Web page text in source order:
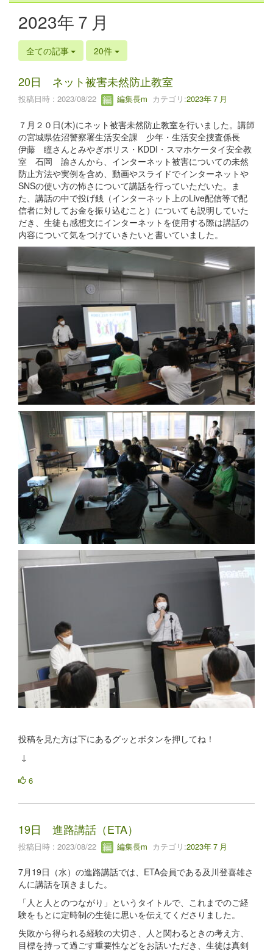
2023年７月
全ての記事 20件
20日 ネット被害未然防止教室
投稿日時 : 2023/08/22 編集長m カテゴリ:2023年７月
７月２０日(木)にネット被害未然防止教室を行いました。講師
の宮城県佐沼警察署生活安全課 少年・生活安全捜査係長
伊藤 瞳さんとみやぎポリス・KDDI・スマホケータイ安全教
室 石岡 諭さんから、インターネット被害についての未然
防止方法や実例を含め、動画やスライドでインターネットや
SNSの使い方の怖さについて講話を行っていただいた。ま
た、講話の中で投げ銭（インターネット上のLive配信等で配
信者に対してお金を振り込むこと）についても説明していた
だき、生徒も感想文にインターネットを使用する際は講話の
内容について気をつけていきたいと書いていました。
投稿を見た方は下にあるグッとボタンを押してね！
↓
6
19日 進路講話（ETA）
投稿日時 : 2023/08/22 編集長m カテゴリ:2023年７月
7月19日（水）の進路講話では、ETA会員である及川登喜雄さ
んに講話を頂きました。
「人と人とのつながり」というタイトルで、これまでのご経
験をもとに定時制の生徒に思いを伝えてくださりました。
失敗から得られる経験の大切さ、人と関わるときの考え方、
目標を持って過ごす重要性などをお話いただき、生徒は真剣